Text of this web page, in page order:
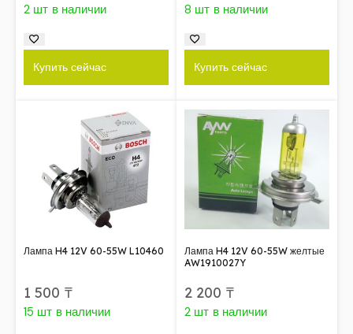
2 шт в наличии
Купить сейчас
8 шт в наличии
Купить сейчас
Лампа H4 12V 60-55W L10460
1 500 ₸
15 шт в наличии
Лампа H4 12V 60-55W желтые
AW1910027Y
2 200 ₸
2 шт в наличии